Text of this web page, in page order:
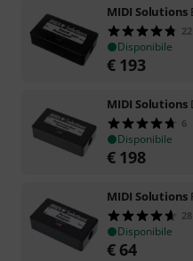
MIDI Solutions
22
Disponibile
€ 193
MIDI Solutions
6
Disponibile
€ 198
MIDI Solutions
28
Disponibile
€ 64